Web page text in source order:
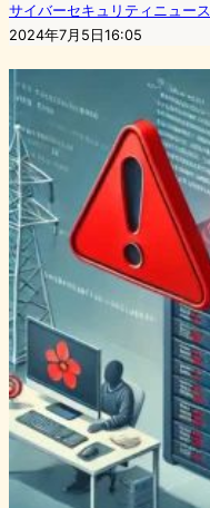
サイバーセキュリティニュース
2024年7月5日16:05